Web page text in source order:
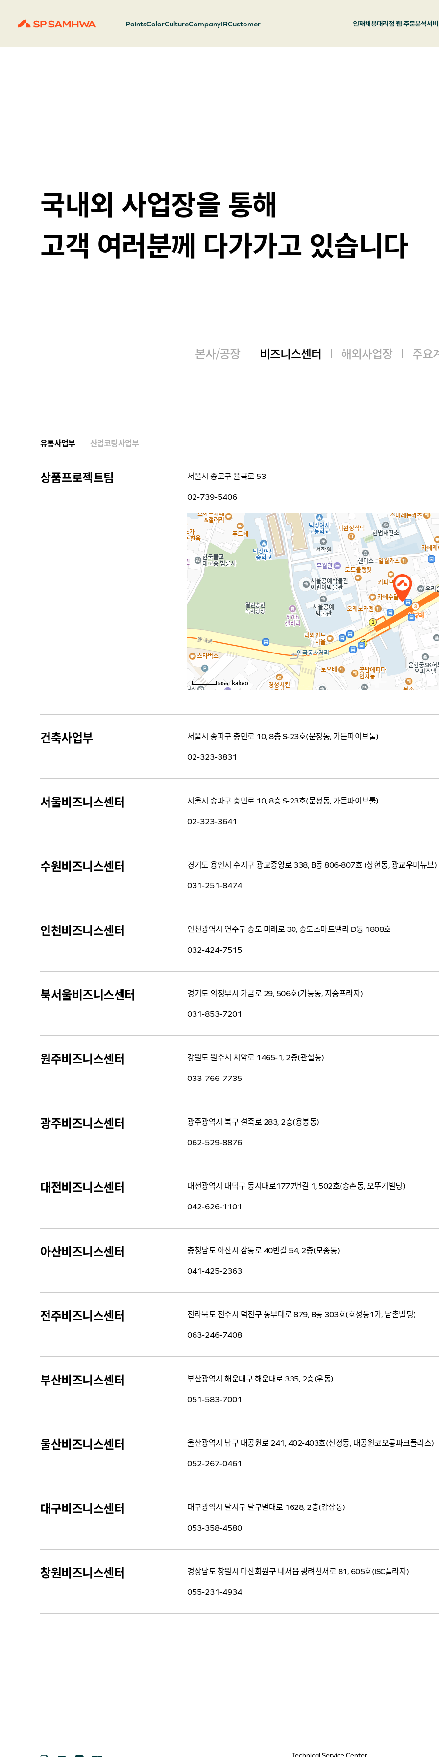
PaintsColorCultureCompanyIRCustomer 인재채용대리점 웹 주문분석서
국내외 사업장을 통해
고객 여러분께 다가가고 있습니다
본사/공장 비즈니스센터 해외사업장 주요
유통사업부 산업코팅사업부
상품프로젝트팀 서울시 종로구 율곡로 53
02-739-5406
50m
건축사업부 서울시 송파구 충민로 10, 8층 S-23호(문정동, 가든파이브툴)
02-323-3831
서울비즈니스센터 서울시 송파구 충민로 10, 8층 S-23호(문정동, 가든파이브툴)
02-323-3641
수원비즈니스센터 경기도 용인시 수지구 광교중앙로 338, B동 806-807호 (상현동, 광교우미뉴브)
031-251-8474
인천비즈니스센터 인천광역시 연수구 송도 미래로 30, 송도스마트밸리 D동 1808호
032-424-7515
북서울비즈니스센터 경기도 의정부시 가금로 29, 506호(가능동, 지승프라자)
031-853-7201
원주비즈니스센터 강원도 원주시 치악로 1465-1, 2층(관설동)
033-766-7735
광주비즈니스센터 광주광역시 북구 설죽로 283, 2층(용봉동)
062-529-8876
대전비즈니스센터 대전광역시 대덕구 동서대로1777번길 1, 502호(송촌동, 오뚜기빌딩)
042-626-1101
아산비즈니스센터 충청남도 아산시 삼동로 40번길 54, 2층(모종동)
041-425-2363
전주비즈니스센터 전라북도 전주시 덕진구 동부대로 879, B동 303호(호성동1가, 남촌빌딩)
063-246-7408
부산비즈니스센터 부산광역시 해운대구 해운대로 335, 2층(우동)
051-583-7001
울산비즈니스센터 울산광역시 남구 대공원로 241, 402-403호(신정동, 대공원코오롱파크폴리스)
052-267-0461
대구비즈니스센터 대구광역시 달서구 달구벌대로 1628, 2층(감삼동)
053-358-4580
창원비즈니스센터 경상남도 창원시 마산회원구 내서읍 광려천서로 81, 605호(ISC플라자)
055-231-4934
Technical Service Center